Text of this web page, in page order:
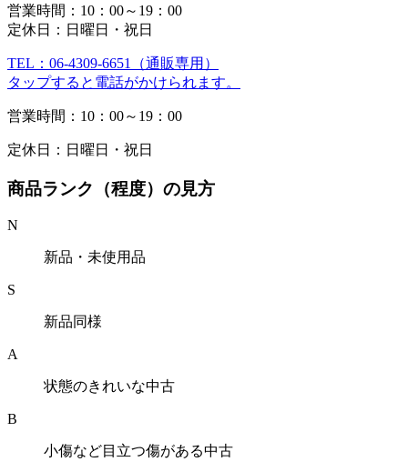
営業時間：10：00～19：00
定休日：日曜日・祝日
TEL：06-4309-6651（通販専用）
タップすると電話がかけられます。
営業時間：10：00～19：00
定休日：日曜日・祝日
商品ランク（程度）の見方
N
新品・未使用品
S
新品同様
A
状態のきれいな中古
B
小傷など目立つ傷がある中古